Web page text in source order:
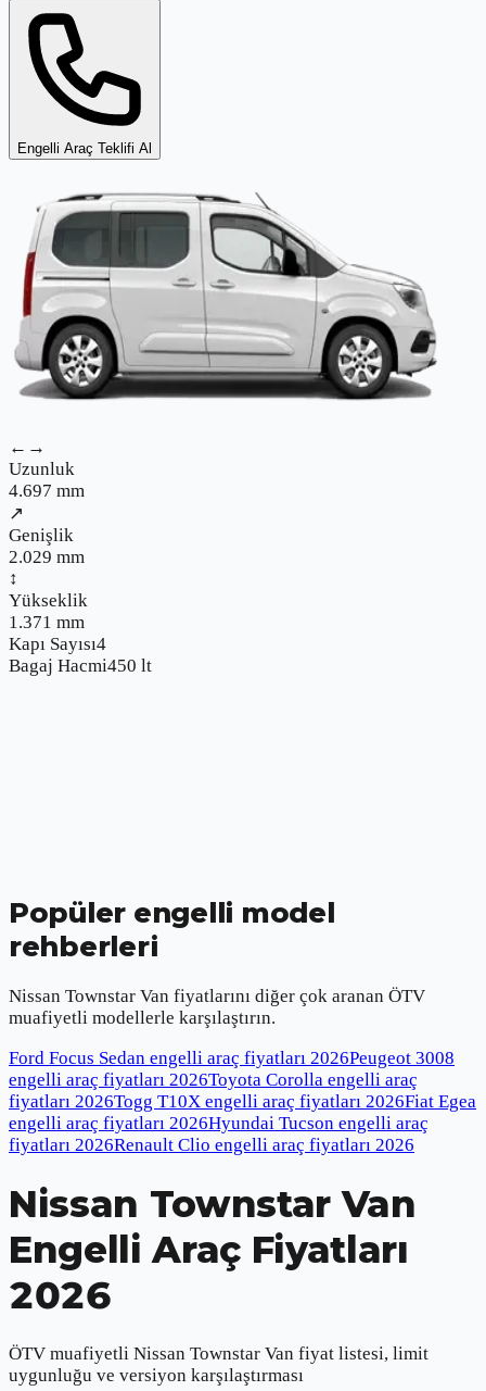
Engelli Araç Teklifi Al
←→
Uzunluk
4.697 mm
↗
Genişlik
2.029 mm
↕
Yükseklik
1.371 mm
Kapı Sayısı4
Bagaj Hacmi450 lt
Popüler engelli model
rehberleri
Nissan Townstar Van fiyatlarını diğer çok aranan ÖTV
muafiyetli modellerle karşılaştırın.
Ford Focus Sedan engelli araç fiyatları 2026Peugeot 3008
engelli araç fiyatları 2026Toyota Corolla engelli araç
fiyatları 2026Togg T10X engelli araç fiyatları 2026Fiat Egea
engelli araç fiyatları 2026Hyundai Tucson engelli araç
fiyatları 2026Renault Clio engelli araç fiyatları 2026
Nissan Townstar Van
Engelli Araç Fiyatları
2026
ÖTV muafiyetli Nissan Townstar Van fiyat listesi, limit
uygunluğu ve versiyon karşılaştırması